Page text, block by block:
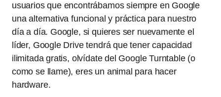
usuarios que encontrábamos siempre en Google
una alternativa funcional y práctica para nuestro
día a día. Google, si quieres ser nuevamente el
líder, Google Drive tendrá que tener capacidad
ilimitada gratis, olvídate del Google Turntable (o
como se llame), eres un animal para hacer
hardware.